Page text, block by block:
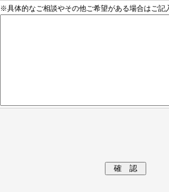
※具体的なご相談やその他ご希望がある場合はご記